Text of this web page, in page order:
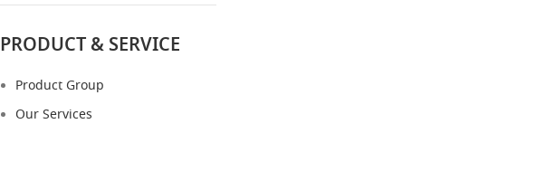
PRODUCT & SERVICE
Product Group
Our Services